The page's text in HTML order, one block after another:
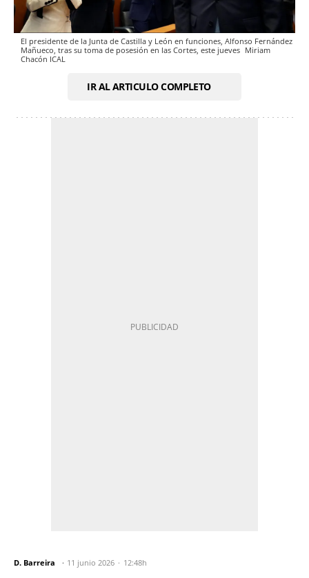
El presidente de la Junta de Castilla y León en funciones, Alfonso Fernández
Mañueco, tras su toma de posesión en las Cortes, este jueves Miriam
Chacón ICAL
IR AL ARTICULO COMPLETO
D. Barreira 11 junio 2026 12:48h